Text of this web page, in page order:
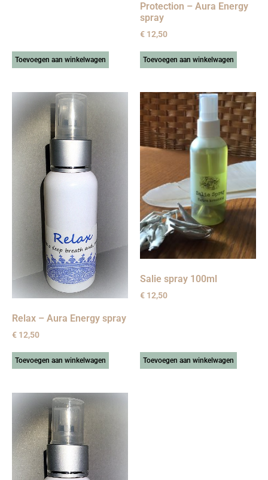
Toevoegen aan winkelwagen
Protection – Aura Energy
spray
€ 12,50
Toevoegen aan winkelwagen
Relax – Aura Energy spray
€ 12,50
Toevoegen aan winkelwagen
Salie spray 100ml
€ 12,50
Toevoegen aan winkelwagen